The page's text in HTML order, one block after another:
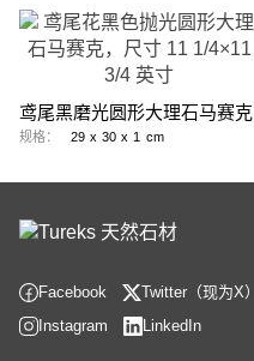
鸢尾黑磨光圆形大理石马赛克
规格： 29 x 30 x 1 cm
Facebook Twitter（现为X）
Instagram
LinkedIn